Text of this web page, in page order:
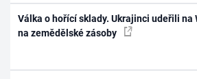
Válka o hořící sklady. Ukrajinci udeřili na
na zemědělské zásoby